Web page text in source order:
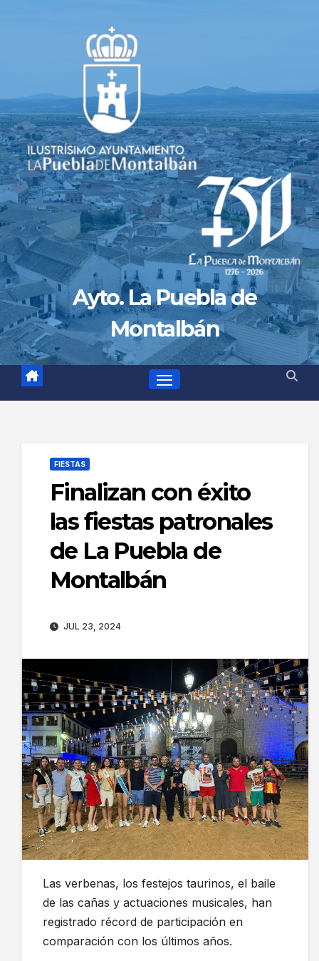
Ayto. La Puebla de
Montalbán
FIESTAS
Finalizan con éxito
las fiestas patronales
de La Puebla de
Montalbán
JUL 23, 2024
Las verbenas, los festejos taurinos, el baile
de las cañas y actuaciones musicales, han
registrado récord de participación en
comparación con los últimos años.